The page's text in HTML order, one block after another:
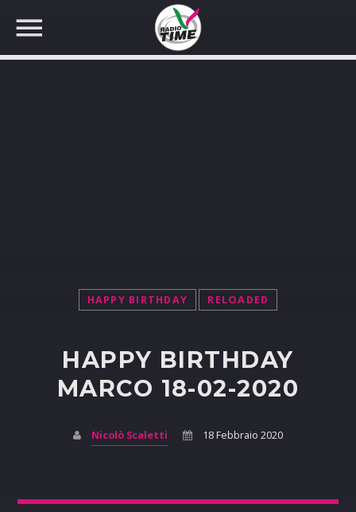
HAPPY BIRTHDAY RELOADED
HAPPY BIRTHDAY
MARCO 18-02-2020
Nicolò Scaletti 18 Febbraio 2020